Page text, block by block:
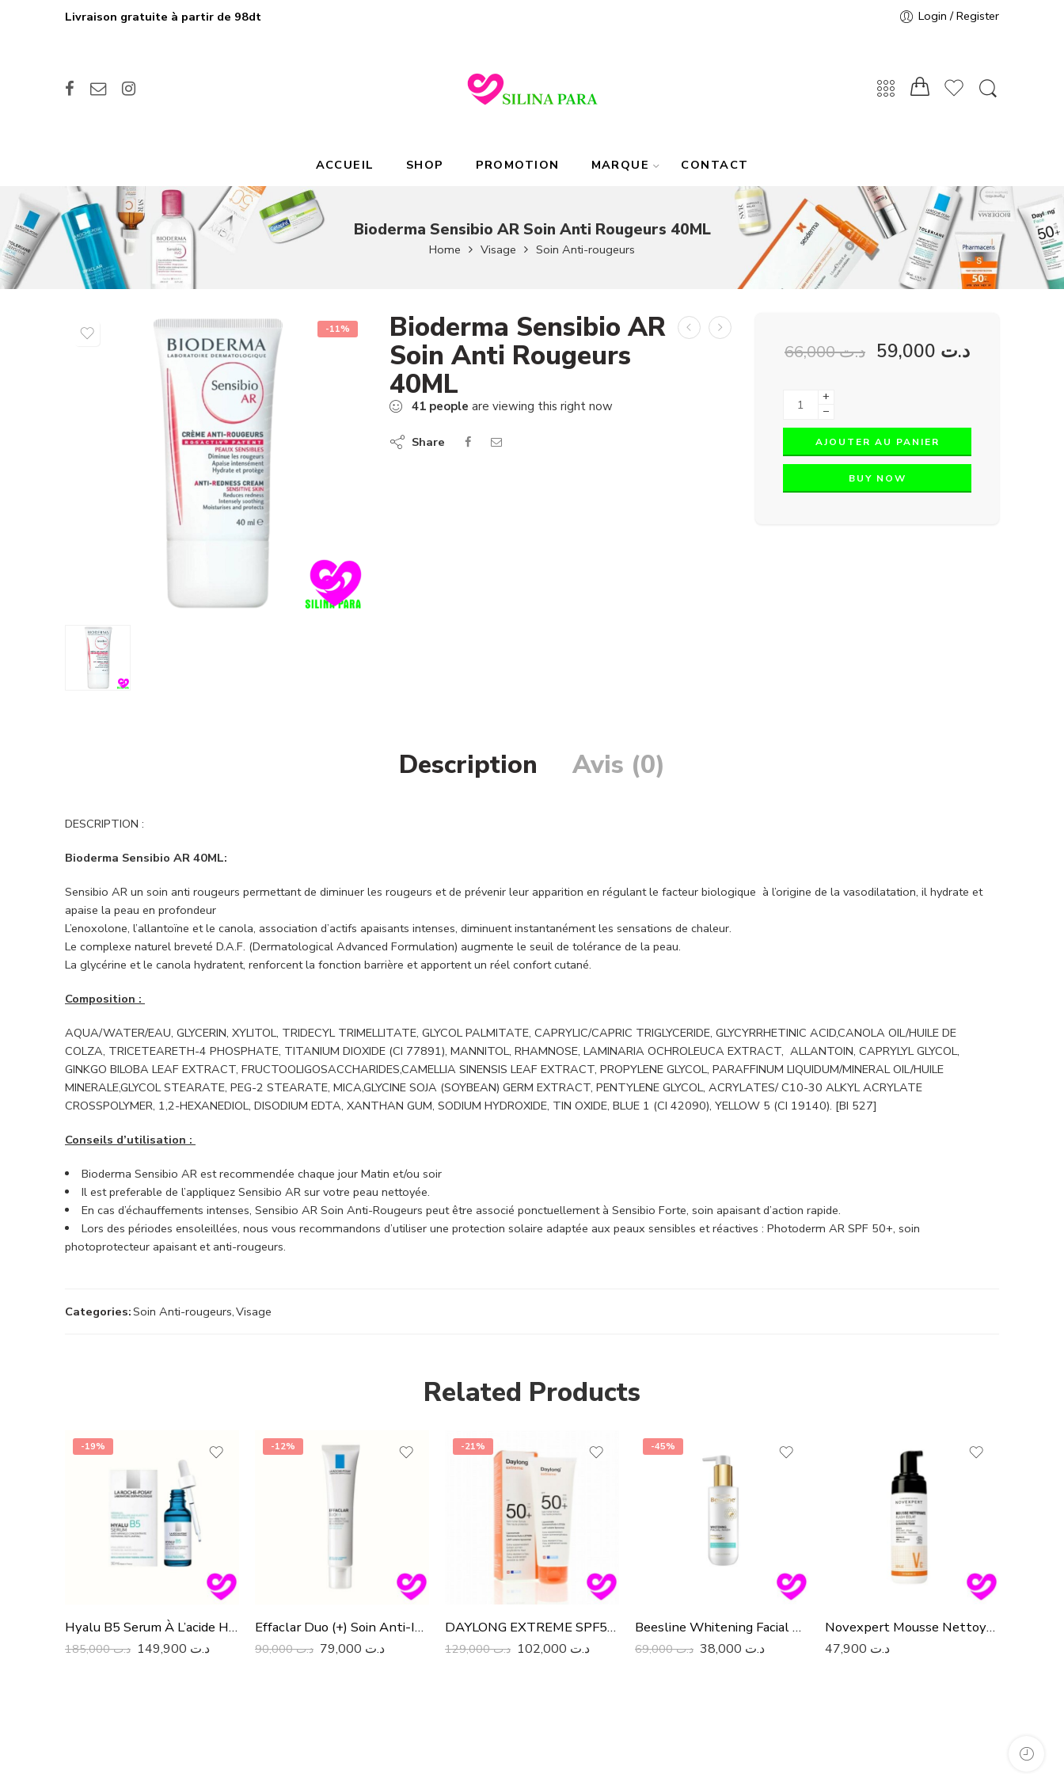
Livraison gratuite à partir de 98dt Login / Register
ACCUEIL SHOP PROMOTION MARQUE CONTACT
Bioderma Sensibio AR Soin Anti Rougeurs 40ML
Home Visage Soin Anti-rougeurs
-11% Bioderma Sensibio AR
Soin Anti Rougeurs
40ML
41 people are viewing this right now
Share
د.ت66,000 د.ت
+
−
AJOUTER AU PANIER
BUY NOW
Description Avis (0)
DESCRIPTION :
Bioderma Sensibio AR 40ML:
Sensibio AR un soin anti rougeurs permettant de diminuer les rougeurs et de prévenir leur apparition en régulant le facteur biologique à l’origine de la vasodilatation, il hydrate et
apaise la peau en profondeur
L’enoxolone, l’allantoïne et le canola, association d’actifs apaisants intenses, diminuent instantanément les sensations de chaleur.
Le complexe naturel breveté D.A.F. (Dermatological Advanced Formulation) augmente le seuil de tolérance de la peau.
La glycérine et le canola hydratent, renforcent la fonction barrière et apportent un réel confort cutané.
Composition :
AQUA/WATER/EAU, GLYCERIN, XYLITOL, TRIDECYL TRIMELLITATE, GLYCOL PALMITATE, CAPRYLIC/CAPRIC TRIGLYCERIDE, GLYCYRRHETINIC ACID,CANOLA OIL/HUILE DE
COLZA, TRICETEARETH-4 PHOSPHATE, TITANIUM DIOXIDE (CI 77891), MANNITOL, RHAMNOSE, LAMINARIA OCHROLEUCA EXTRACT, ALLANTOIN, CAPRYLYL GLYCOL,
GINKGO BILOBA LEAF EXTRACT, FRUCTOOLIGOSACCHARIDES,CAMELLIA SINENSIS LEAF EXTRACT, PROPYLENE GLYCOL, PARAFFINUM LIQUIDUM/MINERAL OIL/HUILE
MINERALE,GLYCOL STEARATE, PEG-2 STEARATE, MICA,GLYCINE SOJA (SOYBEAN) GERM EXTRACT, PENTYLENE GLYCOL, ACRYLATES/ C10-30 ALKYL ACRYLATE
CROSSPOLYMER, 1,2-HEXANEDIOL, DISODIUM EDTA, XANTHAN GUM, SODIUM HYDROXIDE, TIN OXIDE, BLUE 1 (CI 42090), YELLOW 5 (CI 19140). [BI 527]
Conseils d’utilisation :
Bioderma Sensibio AR est recommendée chaque jour Matin et/ou soir
Il est preferable de l’appliquez Sensibio AR sur votre peau nettoyée.
En cas d’échauffements intenses, Sensibio AR Soin Anti-Rougeurs peut être associé ponctuellement à Sensibio Forte, soin apaisant d’action rapide.
Lors des périodes ensoleillées, nous vous recommandons d’utiliser une protection solaire adaptée aux peaux sensibles et réactives : Photoderm AR SPF 50+, soin
photoprotecteur apaisant et anti-rougeurs.
Categories:Soin Anti-rougeurs,Visage
Related Products
-19%
Hyalu B5 Serum À L’acide Hyaluronique 30ML
د.ت185,000 د.ت
-12%
Effaclar Duo (+) Soin Anti-Imperfections
د.ت90,000 د.ت
-21%
DAYLONG EXTREME SPF50+ 200ML
د.ت129,000 د.ت
-45%
Beesline Whitening Facial Wash
د.ت69,000 د.ت
Novexpert Mousse Nettoyante Flash Éclat
د.ت